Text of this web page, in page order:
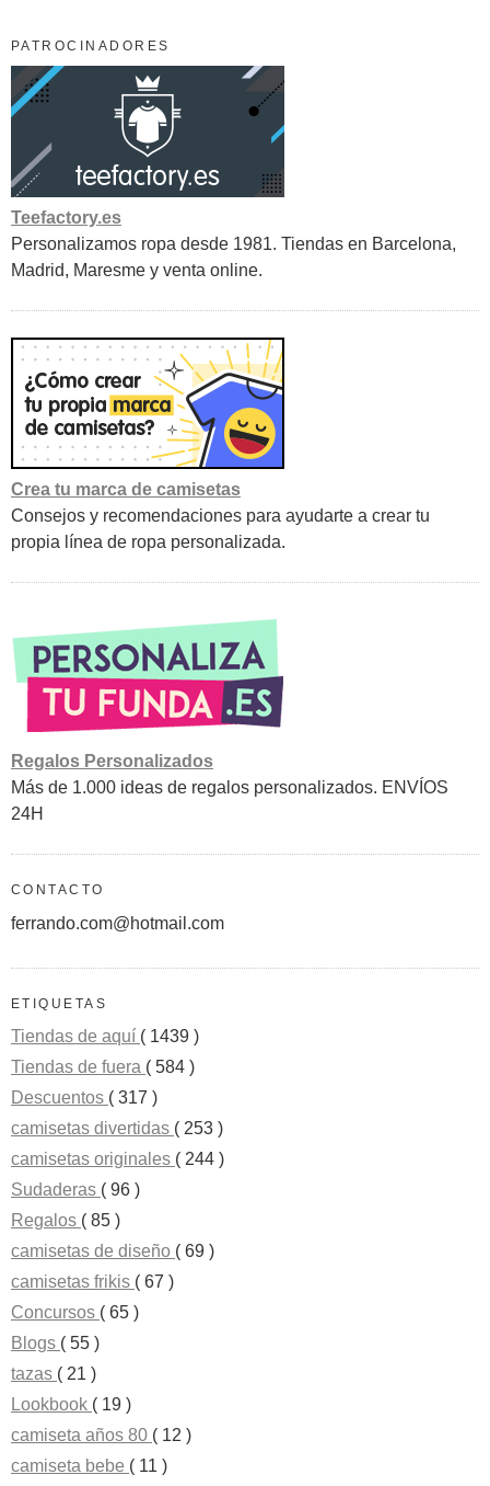
PATROCINADORES
Teefactory.es
Personalizamos ropa desde 1981. Tiendas en Barcelona,
Madrid, Maresme y venta online.
Crea tu marca de camisetas
Consejos y recomendaciones para ayudarte a crear tu
propia línea de ropa personalizada.
Regalos Personalizados
Más de 1.000 ideas de regalos personalizados. ENVÍOS
24H
CONTACTO
ferrando.com@hotmail.com
ETIQUETAS
Tiendas de aquí ( 1439 )
Tiendas de fuera ( 584 )
Descuentos ( 317 )
camisetas divertidas ( 253 )
camisetas originales ( 244 )
Sudaderas ( 96 )
Regalos ( 85 )
camisetas de diseño ( 69 )
camisetas frikis ( 67 )
Concursos ( 65 )
Blogs ( 55 )
tazas ( 21 )
Lookbook ( 19 )
camiseta años 80 ( 12 )
camiseta bebe ( 11 )